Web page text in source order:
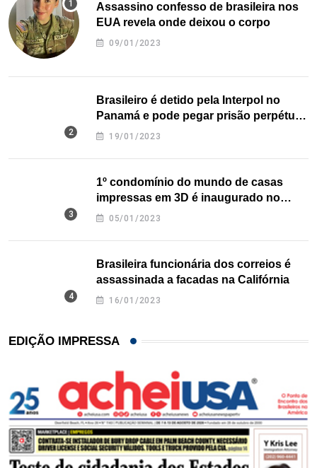
Assassino confesso de brasileira nos
EUA revela onde deixou o corpo
09/01/2023
Brasileiro é detido pela Interpol no
Panamá e pode pegar prisão perpétua
nos EUA
19/01/2023
1º condomínio do mundo de casas
impressas em 3D é inaugurado no
Texas
05/01/2023
Brasileira funcionária dos correios é
assassinada a facadas na Califórnia
16/01/2023
EDIÇÃO IMPRESSA